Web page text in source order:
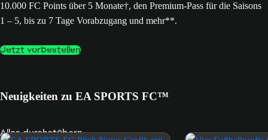
10.000 FC Points über 5 Monate†, den Premium-Pass für die Saisons
1 – 5, bis zu 7 Tage Vorabzugang und mehr**.
Jetzt vorbestellen
Neuigkeiten zu EA SPORTS FC™
Alles durchstöbern